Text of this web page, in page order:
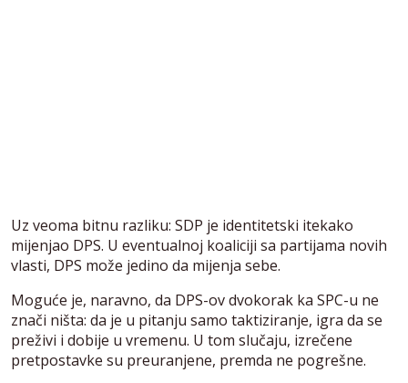
Uz veoma bitnu razliku: SDP je identitetski itekako
mijenjao DPS. U eventualnoj koaliciji sa partijama novih
vlasti, DPS može jedino da mijenja sebe.
Moguće je, naravno, da DPS-ov dvokorak ka SPC-u ne
znači ništa: da je u pitanju samo taktiziranje, igra da se
preživi i dobije u vremenu. U tom slučaju, izrečene
pretpostavke su preuranjene, premda ne pogrešne.